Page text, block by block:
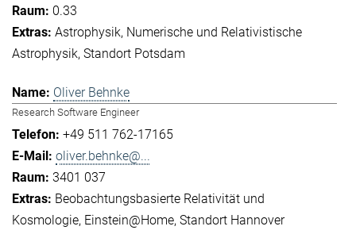
0.33
Astrophysik Numerische und Relativistische
Astrophysik Standort Potsdam
Oliver Behnke
Research Software Engineer
+49 511 762-17165
oliver.behnke@...
3401 037
Beobachtungsbasierte Relativität und
Kosmologie Einstein@Home Standort Hannover